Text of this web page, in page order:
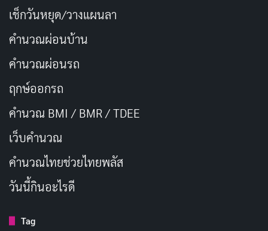
ค่ายที่เกี่ยวข้อง
เอเจนซี
สัดส่วน
สถานะปัจจุบัน
ช่องทางติดตาม
เช็กวันหยุด/วางแผนลา
คำนวณผ่อนบ้าน
คำนวณผ่อนรถ
ฤกษ์ออกรถ
คำนวณ BMI / BMR / TDEE
เว็บคํานวณ
คํานวณไทยช่วยไทยพลัส
วันนี้กินอะไรดี
Tag